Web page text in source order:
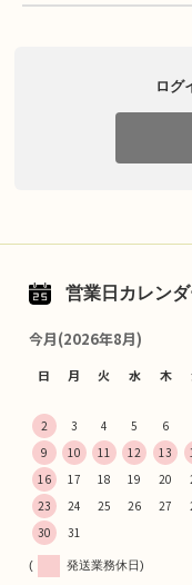
ログ
営業日カレン
今月(2026年8月)
日 月 火 水 木
2
3 4 5 6
9
10 11 12 13
16
17 18 19 20
23
24 25 26 27
30
31
( 発送業務休日)